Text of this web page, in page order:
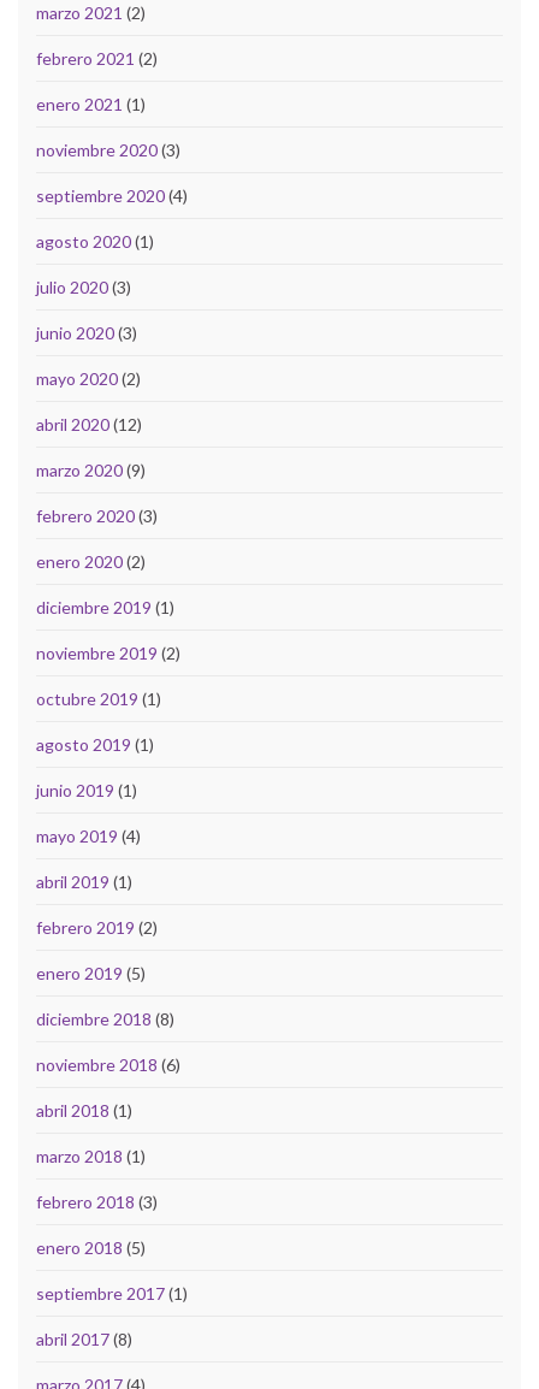
marzo 2021 (2)
febrero 2021 (2)
enero 2021 (1)
noviembre 2020(3)
septiembre 2020(4)
agosto 2020(1)
julio 2020(3)
junio 2020(3)
mayo 2020(2)
abril 2020(12)
marzo 2020(9)
febrero 2020(3)
enero 2020(2)
diciembre 2019 (1)
noviembre 2019 (2)
octubre 2019 (1)
agosto 2019 (1)
junio 2019 (1)
mayo 2019 (4)
abril 2019 (1)
febrero 2019 (2)
enero 2019 (5)
diciembre 2018 (8)
noviembre 2018 (6)
abril 2018 (1)
marzo 2018 (1)
febrero 2018 (3)
enero 2018 (5)
septiembre 2017(1)
abril 2017(8)
marzo 2017(4)